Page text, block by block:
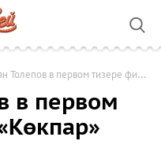
в первом тизере фильма «Көкпар»
в первом